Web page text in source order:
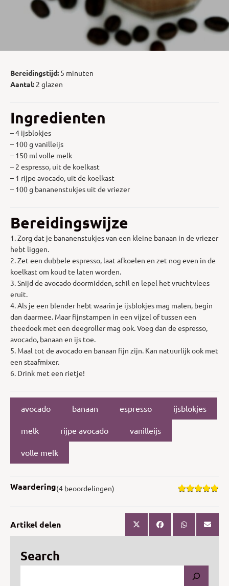
Bereidingstijd: 5 minuten
Aantal: 2 glazen
Ingredienten
– 4 ijsblokjes
– 100 g vanilleijs
– 150 ml volle melk
– 2 espresso, uit de koelkast
– 1 rijpe avocado, uit de koelkast
– 100 g bananenstukjes uit de vriezer
Bereidingswijze
1. Zorg dat je bananenstukjes van een kleine banaan in de vriezer
hebt liggen.
2. Zet een dubbele espresso, laat afkoelen en zet nog even in de
koelkast om koud te laten worden.
3. Snijd de avocado doormidden, schil en lepel het vruchtvlees
eruit.
4. Als je een blender hebt waarin je ijsblokjes mag malen, begin
dan daarmee. Maar fijnstampen in een vijzel of tussen een
theedoek met een deegroller mag ook. Voeg dan de espresso,
avocado, banaan en ijs toe.
5. Maal tot de avocado en banaan fijn zijn. Kan natuurlijk ook met
een staafmixer.
6. Drink met een rietje!
avocado banaan espresso ijsblokjes
melk rijpe avocado vanilleijs
volle melk
Waardering(4 beoordelingen)
Artikel delen
Search